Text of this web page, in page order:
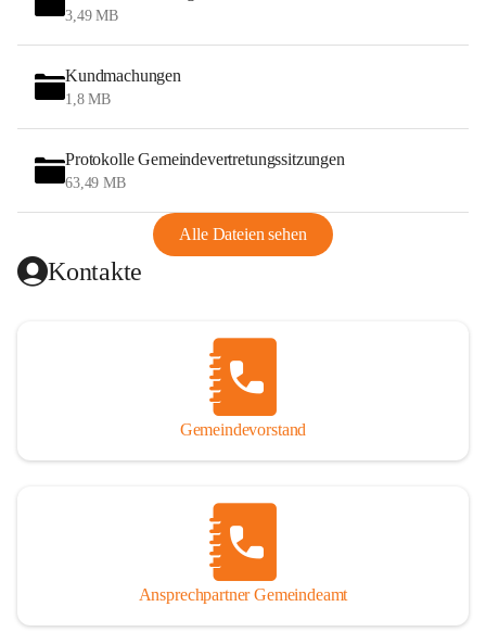
3,49 MB
Kundmachungen
1,8 MB
Protokolle Gemeindevertretungssitzungen
63,49 MB
Alle Dateien sehen
Kontakte
Gemeindevorstand
Ansprechpartner Gemeindeamt